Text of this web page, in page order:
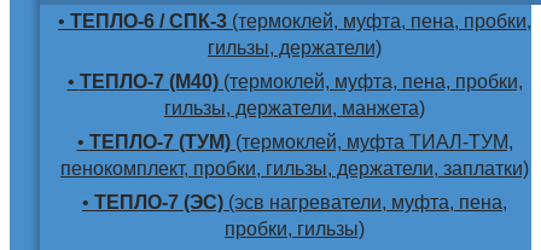
• ТЕПЛО-6 / СПК-3 (термоклей, муфта, пена, пробки,
гильзы, держатели)
• ТЕПЛО-7 (М40)(термоклей, муфта, пена, пробки,
гильзы, держатели, манжета)
• ТЕПЛО-7 (ТУМ)(термоклей, муфта ТИАЛ-ТУМ,
пенокомплект, пробки, гильзы, держатели, заплатки)
• ТЕПЛО-7 (ЭС) (эсв нагреватели, муфта, пена,
пробки, гильзы)